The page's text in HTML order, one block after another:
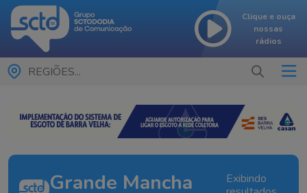
Clique e ouça
nossas
rádios
REGIÕES...
Grande Mancha
Exibindo